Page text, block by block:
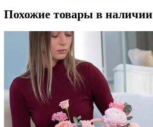
Похожие товары в наличии